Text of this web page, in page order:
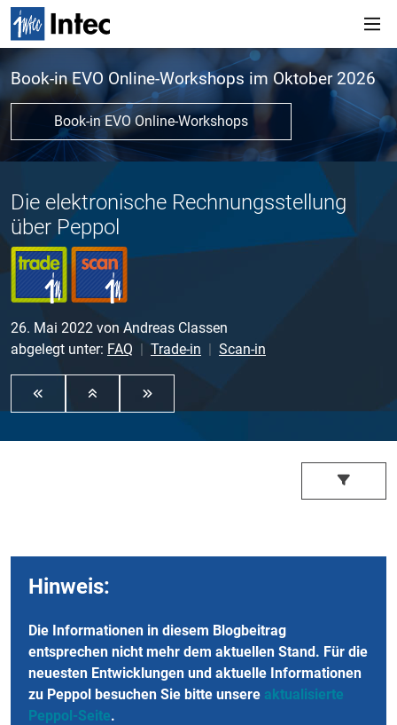
Book-in EVO Online-Workshops im Oktober 2026
Book-in EVO Online-Workshops
Die elektronische Rechnungsstellung
über Peppol
26. Mai 2022 von Andreas Classen
abgelegt unter: FAQ Trade-in Scan-in
Hinweis:
Die Informationen in diesem Blogbeitrag
entsprechen nicht mehr dem aktuellen Stand. Für die
neuesten Entwicklungen und aktuelle Informationen
zu Peppol besuchen Sie bitte unsere aktualisierte
Peppol-Seite.